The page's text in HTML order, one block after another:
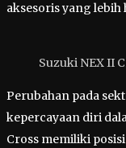
aksesoris yang
Suzuki NEX II
Perubahan pada
kepercayaan diri
Cross memiliki